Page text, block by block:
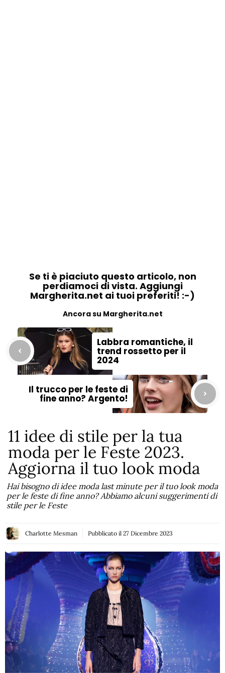
Se ti è piaciuto questo articolo, non
perdiamoci di vista. Aggiungi
Margherita.net ai tuoi preferiti! :-)
Ancora su Margherita.net
Labbra romantiche, il
trend rossetto per il
2024
Il trucco per le feste di
fine anno? Argento!
11 idee di stile per la tua
moda per le Feste 2023.
Aggiorna il tuo look moda
Hai bisogno di idee moda last minute per il tuo look moda
per le feste di fine anno? Abbiamo alcuni suggerimenti di
stile per le Feste
Charlotte Mesman Pubblicato il 27 Dicembre 2023